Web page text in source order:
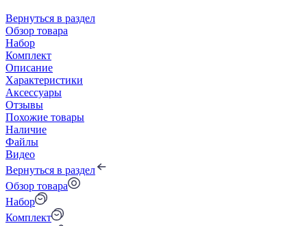
Вернуться в раздел
Обзор товара
Набор
Комплект
Описание
Характеристики
Аксессуары
Отзывы
Похожие товары
Наличие
Файлы
Видео
Вернуться в раздел
Обзор товара
Набор
Комплект